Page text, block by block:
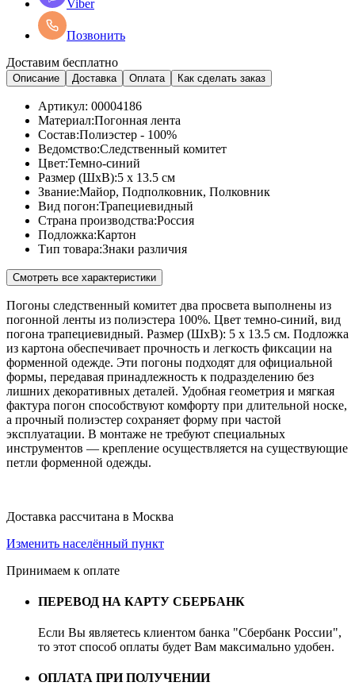
Viber
Позвонить
Доставим бесплатно
Описание Доставка Оплата Как сделать заказ
Артикул: 00004186
Материал:Погонная лента
Состав:Полиэстер - 100%
Ведомство:Следственный комитет
Цвет:Темно-синий
Размер (ШхВ):5 x 13.5 см
Звание:Майор, Подполковник, Полковник
Вид погон:Трапециевидный
Страна производства:Россия
Подложка:Картон
Тип товара:Знаки различия
Смотреть все характеристики
Погоны следственный комитет два просвета выполнены из
погонной ленты из полиэстера 100%. Цвет темно-синий, вид
погона трапециевидный. Размер (ШхВ): 5 х 13.5 см. Подложка
из картона обеспечивает прочность и легкость фиксации на
форменной одежде. Эти погоны подходят для официальной
формы, передавая принадлежность к подразделению без
лишних декоративных деталей. Удобная геометрия и мягкая
фактура погон способствуют комфорту при длительной носке,
а прочный полиэстер сохраняет форму при частой
эксплуатации. В монтаже не требуют специальных
инструментов — крепление осуществляется на существующие
петли форменной одежды.
Доставка рассчитана в Москва
Изменить населённый пункт
Принимаем к оплате
ПЕРЕВОД НА КАРТУ СБЕРБАНК
Если Вы являетесь клиентом банка "Сбербанк России",
то этот способ оплаты будет Вам максимально удобен.
ОПЛАТА ПРИ ПОЛУЧЕНИИ